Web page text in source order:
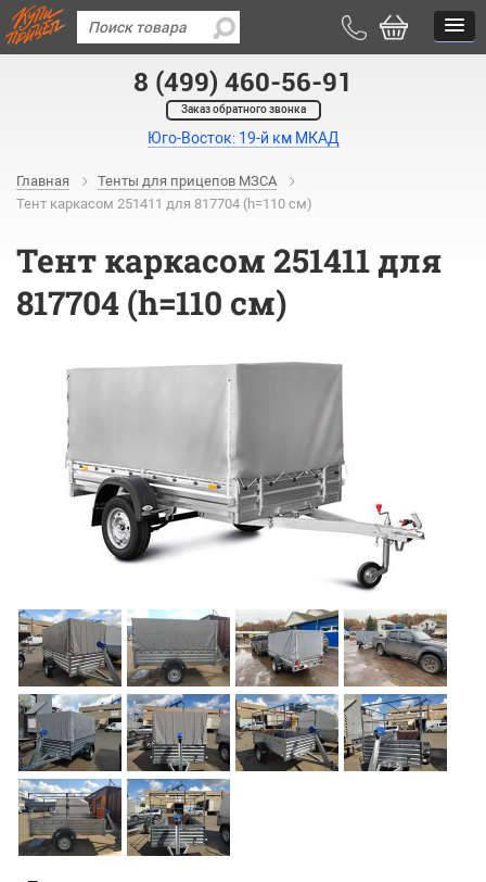
8 (499) 460-56-91
Заказ обратного звонка
Юго-Восток: 19-й км МКАД
Главная
Тенты для прицепов МЗСА
Тент каркасом 251411 для 817704 (h=110 см)
Тент каркасом 251411 для
817704 (h=110 см)